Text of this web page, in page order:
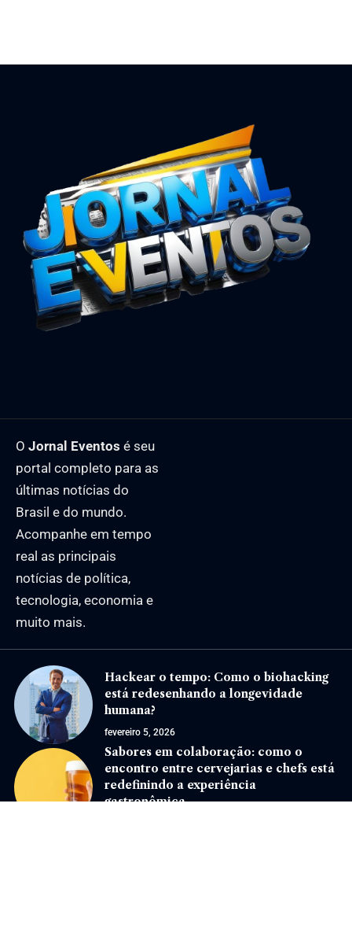
O Jornal Eventos é seu
portal completo para as
últimas notícias do
Brasil e do mundo.
Acompanhe em tempo
real as principais
notícias de política,
tecnologia, economia e
muito mais.
Hackear o tempo: Como o biohacking
está redesenhando a longevidade
humana?
fevereiro 5, 2026
Sabores em colaboração: como o
encontro entre cervejarias e chefs está
redefinindo a experiência
gastronômica